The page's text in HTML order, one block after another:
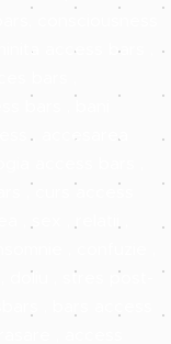
access bars ,
, accesarea
doliu , stres post-